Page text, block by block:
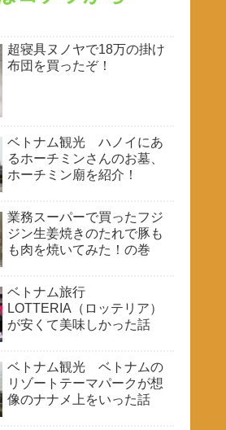
超寝具ヌノヤで18万の掛け
布団を買ったぞ！
ベトナム観光 ハノイにあ
るホーチミンさんのお墓、
ホーチミン廟を紹介！
業務スーパーで買ったフジ
ジン生姜焼きのたれで豚も
も肉を焼いてみた！の巻
ベトナム旅行
LOTTERIA（ロッテリア）
が安くて美味しかった話
ベトナム観光 ベトナムの
リゾートテーマパークが想
像のナナメ上をいった話